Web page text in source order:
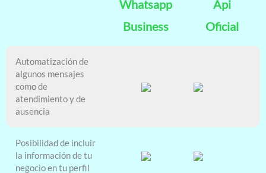
Whatsapp
Business
Api
Oficial
Automatización de
algunos mensajes
como de
atendimiento y de
ausencia
Posibilidad de incluir
la información de tu
negocio en tu perfil